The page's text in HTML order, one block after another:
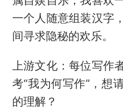
一个人随意组装汉字
间寻求隐秘的欢乐。
上游文化：每位写作
考“我为何写作”，想
的理解？